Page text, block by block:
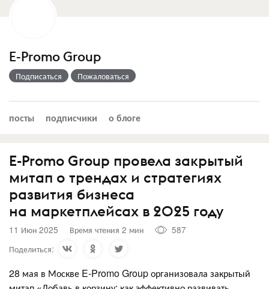
E-Promo Group
Подписаться Пожаловаться
посты подписчики о блоге
E-Promo Group провела закрытый
митап о трендах и стратегиях
развития бизнеса
на маркетплейсах в 2025 году
11 Июн 2025 Время чтения 2 мин
587
Поделиться:
28 мая в Москве E-Promo Group организовала закрытый